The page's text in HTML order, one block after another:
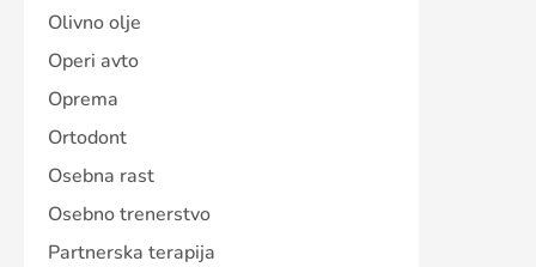
Olivno olje
Operi avto
Oprema
Ortodont
Osebna rast
Osebno trenerstvo
Partnerska terapija